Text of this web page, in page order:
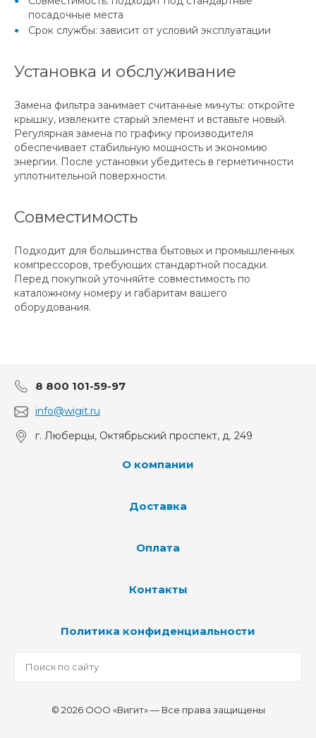
посадочные места
Срок службы: зависит от условий эксплуатации
Установка и обслуживание
Замена фильтра занимает считанные минуты: откройте
крышку, извлеките старый элемент и вставьте новый.
Регулярная замена по графику производителя
обеспечивает стабильную мощность и экономию
энергии. После установки убедитесь в герметичности
уплотнительной поверхности.
Совместимость
Подходит для большинства бытовых и промышленных
компрессоров, требующих стандартной посадки.
Перед покупкой уточняйте совместимость по
каталожному номеру и габаритам вашего
оборудования.
8 800 101-59-97
info@wigit.ru
г. Люберцы, Октябрьский проспект, д. 249
О компании
Доставка
Оплата
Контакты
Политика конфиденциальности
© 2026 ООО «Вигит» — Все права защищены